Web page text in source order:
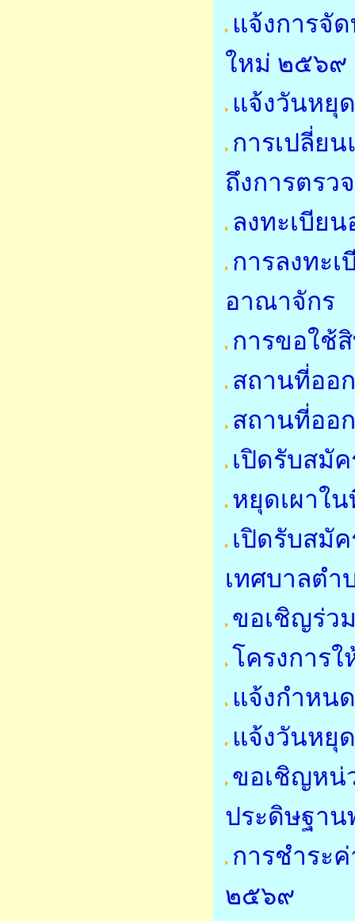
แจ้งการจั
ใหม่ ๒๕๖๙
แจ้งวันหยุ
การเปลี่ย
ถึงการตรว
ลงทะเบีย
การลงทะ
อาณาจักร
การขอใช้
สถานที่ออ
สถานที่ออ
เปิดรับสมั
หยุดเผาใ
เปิดรับสมั
เทศบาลตำ
ขอเชิญร่ว
โครงการ
แจ้งกำหน
แจ้งวันหยุ
ขอเชิญหน่
ประดิษฐา
การชำระ
๒๕๖๙